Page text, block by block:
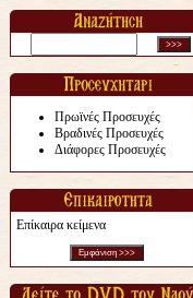
Πρωϊνές Προσευχές
Βραδινές Προσευχές
Διάφορες Προσευχές
Επίκαιρα κείμενα